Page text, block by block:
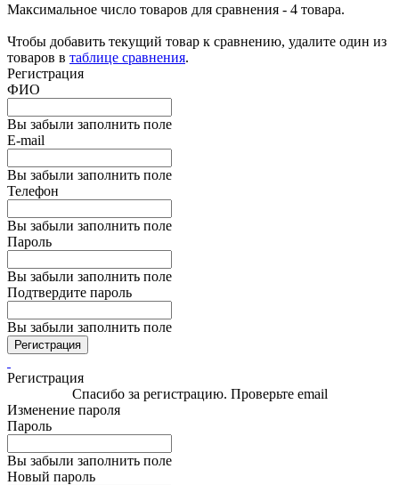
Максимальное число товаров для сравнения - 4 товара.
Чтобы добавить текущий товар к сравнению, удалите один из
товаров в таблице сравнения.
Регистрация
ФИО
Вы забыли заполнить поле
E-mail
Вы забыли заполнить поле
Телефон
Вы забыли заполнить поле
Пароль
Вы забыли заполнить поле
Подтвердите пароль
Вы забыли заполнить поле
Регистрация
Регистрация
Спасибо за регистрацию. Проверьте email
Изменение пароля
Пароль
Вы забыли заполнить поле
Новый пароль